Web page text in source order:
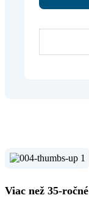
Viac než 35-ročné